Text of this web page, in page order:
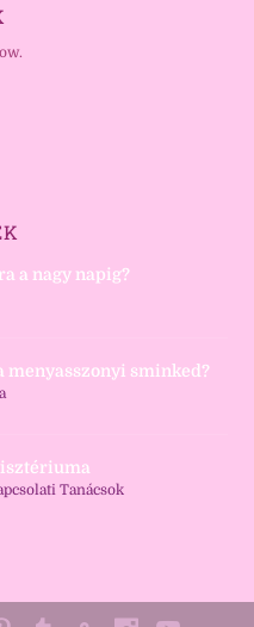
a nagy napig?
menyasszonyi sminked?
Tanácsok